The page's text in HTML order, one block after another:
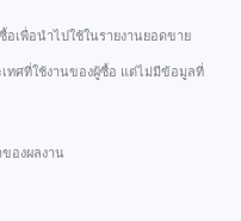
อเพื่อนำไปใช้ในรายงานยอดขาย
ทศที่ใช้งานของผู้ซื้อ แต่ไม่มีข้อมูลที่
ของผลงาน